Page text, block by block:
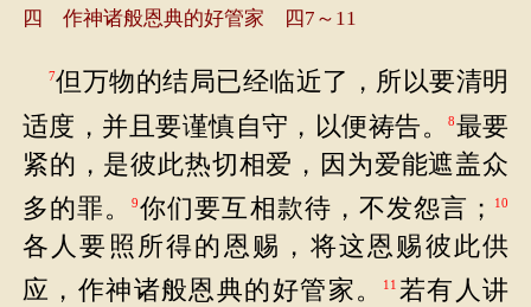
四 作神诸般恩典的好管家 四7～11
7但万物的结局已经临近了，所以要清明
适度，并且要谨慎自守，以便祷告。8最要
紧的，是彼此热切相爱，因为爱能遮盖众
多的罪。9你们要互相款待，不发怨言； 10
各人要照所得的恩赐，将这恩赐彼此供
应，作神诸般恩典的好管家。
11 若有人讲